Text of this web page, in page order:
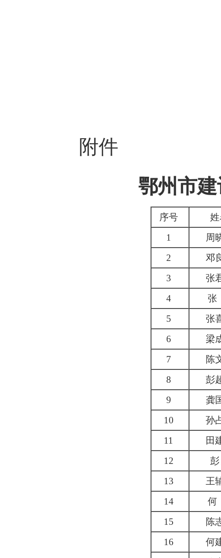
附件
鄂州市
序号
1
周
2
邓
3
张
4
张
5
张
6
梁
7
陈
8
彭
9
龚
10
孙
11
田
12
13
王
14
何
15
陈
16
何